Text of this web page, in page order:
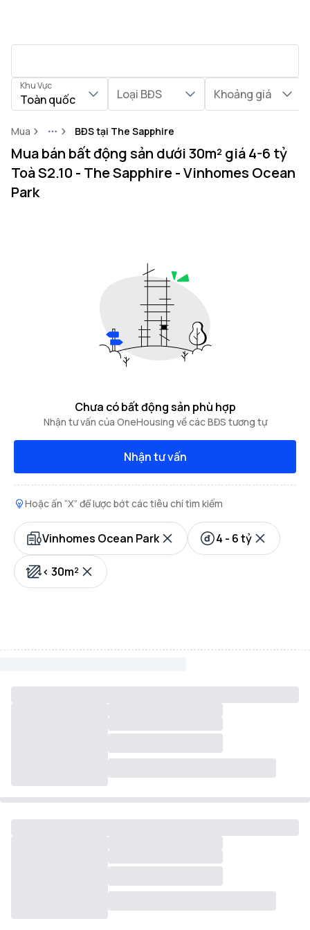
Khu Vực
Toàn quốc Loại BĐS Khoảng giá
Mua MoreBĐS tại The Sapphire
Mua bán bất động sản dưới 30m² giá 4-6 tỷ
Toà S2.10 - The Sapphire - Vinhomes Ocean
Park
Chưa có bất động sản phù hợp
Nhận tư vấn của OneHousing về các BĐS tương tự
Nhận tư vấn
Hoặc ấn “X” để lược bớt các tiêu chí tìm kiếm
Vinhomes Ocean Park 4 - 6 tỷ
< 30m²